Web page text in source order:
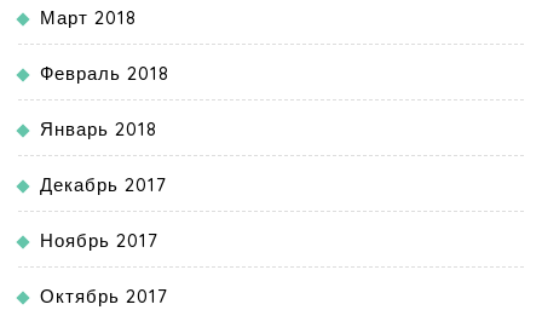
Март 2018
Февраль 2018
Январь 2018
Декабрь 2017
Ноябрь 2017
Октябрь 2017